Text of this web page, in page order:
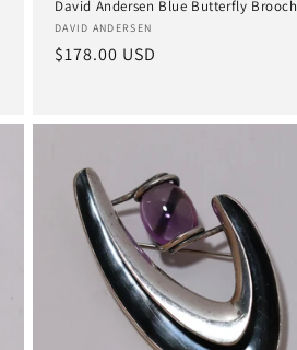
David Andersen Blue Butterfly Brooch
Anbieter:
DAVID ANDERSEN
Normaler
$178.00 USD